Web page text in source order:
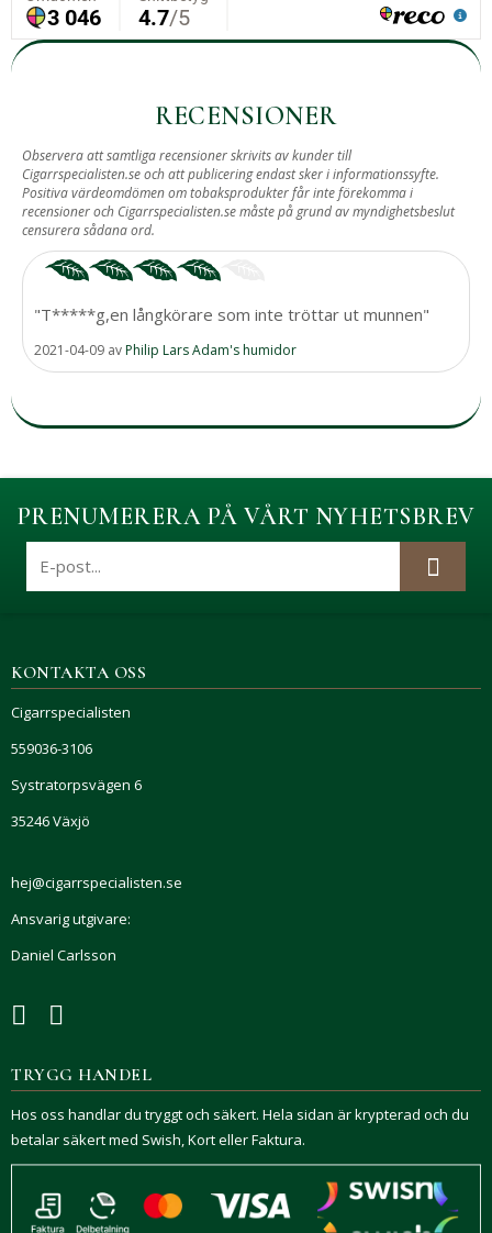
RECENSIONER
Observera att samtliga recensioner skrivits av kunder till
Cigarrspecialisten.se och att publicering endast sker i informationssyfte.
Positiva värdeomdömen om tobaksprodukter får inte förekomma i
recensioner och Cigarrspecialisten.se måste på grund av myndighetsbeslut
censurera sådana ord.
"T*****g,en långkörare som inte tröttar ut munnen"
2021-04-09 avPhilip Lars Adam's humidor
PRENUMERERA PÅ VÅRT NYHETSBREV
KONTAKTA OSS
Cigarrspecialisten
559036-3106
Systratorpsvägen 6
35246 Växjö
hej@cigarrspecialisten.se
Ansvarig utgivare:
Daniel Carlsson
TRYGG HANDEL
Hos oss handlar du tryggt och säkert. Hela sidan är krypterad och du
betalar säkert med Swish, Kort eller Faktura.